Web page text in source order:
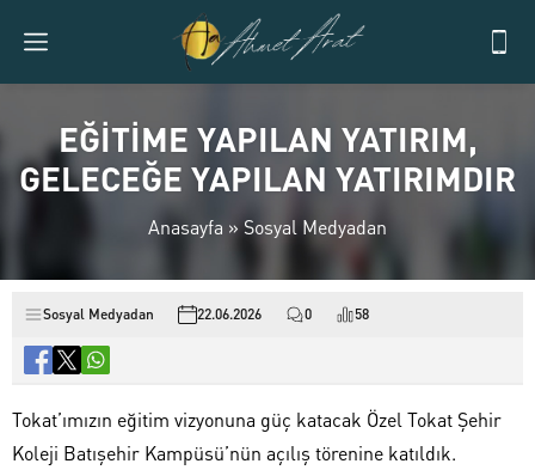
EĞİTİME YAPILAN YATIRIM,
GELECEĞE YAPILAN YATIRIMDIR
Anasayfa » Sosyal Medyadan
Sosyal Medyadan 22.06.2026 0 58
Tokat’ımızın eğitim vizyonuna güç katacak Özel Tokat Şehir
Koleji Batışehir Kampüsü’nün açılış törenine katıldık.